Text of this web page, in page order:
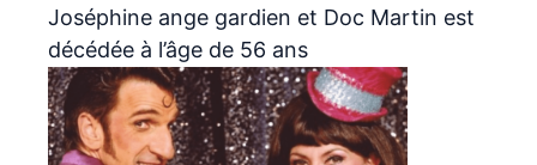
Joséphine ange gardien et Doc Martin est
décédée à l’âge de 56 ans